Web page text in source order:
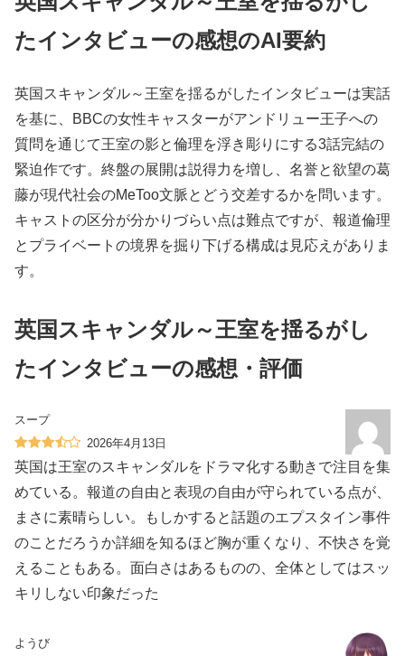
たインタビューの感想のAI要約
英国スキャンダル～王室を揺るがしたインタビューは実話
を基に、BBCの女性キャスターがアンドリュー王子への
質問を通じて王室の影と倫理を浮き彫りにする3話完結の
緊迫作です。終盤の展開は説得力を増し、名誉と欲望の葛
藤が現代社会のMeToo文脈とどう交差するかを問います。
キャストの区分が分かりづらい点は難点ですが、報道倫理
とプライベートの境界を掘り下げる構成は見応えがありま
す。
英国スキャンダル～王室を揺るがし
たインタビューの感想・評価
スープ
2026年4月13日
英国は王室のスキャンダルをドラマ化する動きで注目を集
めている。報道の自由と表現の自由が守られている点が、
まさに素晴らしい。もしかすると話題のエプスタイン事件
のことだろうか詳細を知るほど胸が重くなり、不快さを覚
えることもある。面白さはあるものの、全体としてはスッ
キリしない印象だった
ようび